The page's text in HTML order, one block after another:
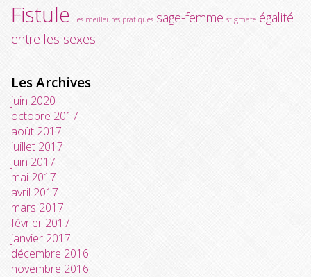
Fistule Les meilleures pratiques sage-femme stigmate égalité
entre les sexes
Les Archives
juin 2020
octobre 2017
août 2017
juillet 2017
juin 2017
mai 2017
avril 2017
mars 2017
février 2017
janvier 2017
décembre 2016
novembre 2016